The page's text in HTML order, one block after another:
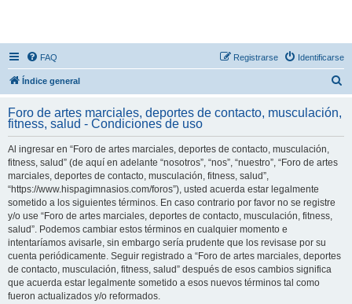
FAQ Identificarse
Registrarse
Índice general
c
Foro de artes marciales, deportes de contacto, musculación,
fitness, salud - Condiciones de uso
Al ingresar en “Foro de artes marciales, deportes de contacto, musculación,
fitness, salud” (de aquí en adelante “nosotros”, “nos”, “nuestro”, “Foro de artes
marciales, deportes de contacto, musculación, fitness, salud”,
“https://www.hispagimnasios.com/foros”), usted acuerda estar legalmente
sometido a los siguientes términos. En caso contrario por favor no se registre
y/o use “Foro de artes marciales, deportes de contacto, musculación, fitness,
salud”. Podemos cambiar estos términos en cualquier momento e
intentaríamos avisarle, sin embargo sería prudente que los revisase por su
cuenta periódicamente. Seguir registrado a “Foro de artes marciales, deportes
de contacto, musculación, fitness, salud” después de esos cambios significa
que acuerda estar legalmente sometido a esos nuevos términos tal como
fueron actualizados y/o reformados.